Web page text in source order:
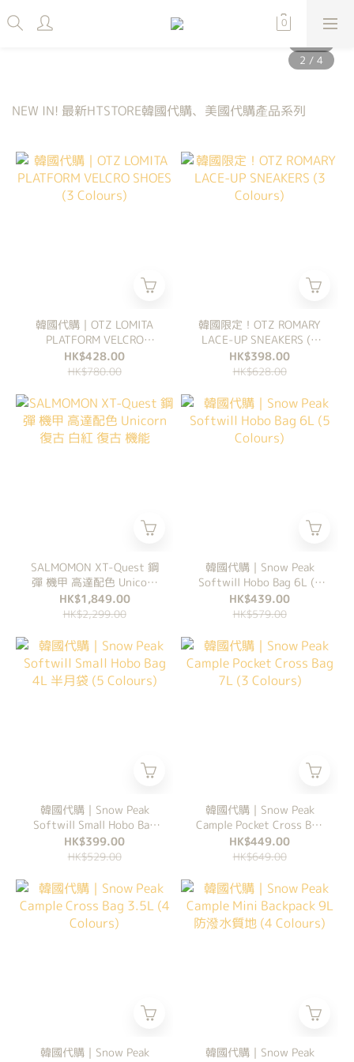
NEW IN! 最新HTSTORE韓國代購、美國代購產品系列
韓國代購｜OTZ LOMITA
PLATFORM VELCRO
SHOES (3 Colours)
HK$428.00
HK$780.00
韓國限定！OTZ ROMARY
LACE-UP SNEAKERS (3
Colours)
HK$398.00
HK$628.00
SALMOMON XT-Quest 鋼
彈 機甲 高達配色 Unicorn
復古 白紅 復古 機能
HK$1,849.00
HK$2,299.00
韓國代購｜Snow Peak
Softwill Hobo Bag 6L (5
Colours)
HK$439.00
HK$579.00
韓國代購｜Snow Peak
Softwill Small Hobo Bag
4L 半月袋 (5 Colours)
HK$399.00
HK$529.00
韓國代購｜Snow Peak
Cample Pocket Cross Bag
7L (3 Colours)
HK$449.00
HK$649.00
韓國代購｜Snow Peak
韓國代購｜Snow Peak